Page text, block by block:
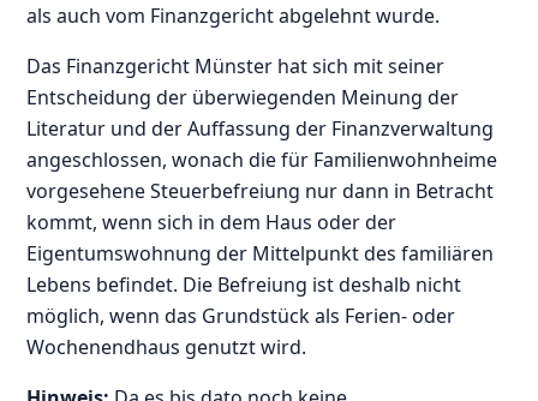
als auch vom Finanzgericht abgelehnt wurde.
Das Finanzgericht Münster hat sich mit seiner
Entscheidung der überwiegenden Meinung der
Literatur und der Auffassung der Finanzverwaltung
angeschlossen, wonach die für Familienwohnheime
vorgesehene Steuerbefreiung nur dann in Betracht
kommt, wenn sich in dem Haus oder der
Eigentumswohnung der Mittelpunkt des familiären
Lebens befindet. Die Befreiung ist deshalb nicht
möglich, wenn das Grundstück als Ferien- oder
Wochenendhaus genutzt wird.